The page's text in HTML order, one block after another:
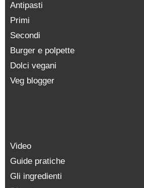
Antipasti
Primi
Secondi
Burger e polpette
Dolci vegani
Veg blogger
Video
Guide pratiche
Gli ingredienti